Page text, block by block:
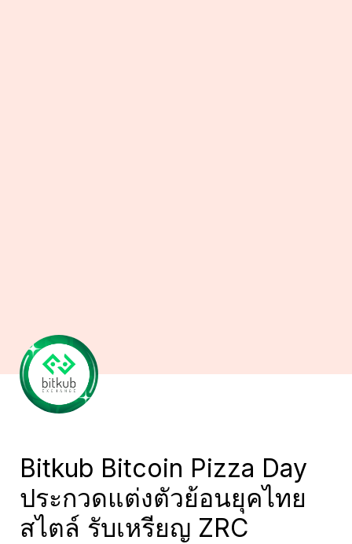
Bitkub Bitcoin Pizza Day
ประกวดแต่งตัวย้อนยุคไทย
สไตล์ รับเหรียญ ZRC